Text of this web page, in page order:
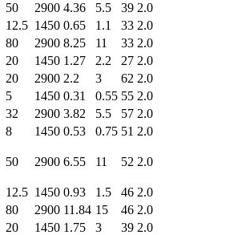
50 2900 4.36 5.5 39 2.0
12.5 1450 0.65 1.1 33 2.0
80 2900 8.25 11 33 2.0
20 1450 1.27 2.2 27 2.0
20 2900 2.2 3 62 2.0
5 1450 0.31 0.55 55 2.0
32 2900 3.82 5.5 57 2.0
8 1450 0.53 0.75 51 2.0
50 2900 6.55 11 52 2.0
12.5 1450 0.93 1.5 46 2.0
80 2900 11.84 15 46 2.0
20 1450 1.75 3 39 2.0